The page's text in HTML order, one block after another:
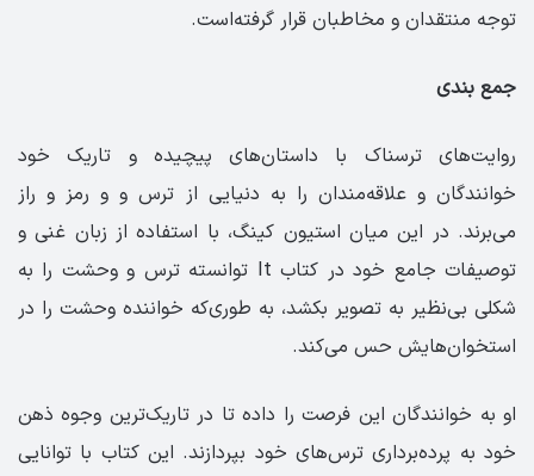
توجه منتقدان و مخاطبان قرار گرفته‌است.
جمع بندی
روایت‌های ترسناک با داستان‌های پیچیده و تاریک خود‌
خوانندگان و علاقه‌مندان را به دنیایی از ترس و و رمز و راز
می‌برند. در این میان استیون کینگ، با استفاده از زبان غنی و
توصیفات جامع خود در کتاب It توانسته ترس و وحشت را به
شکلی بی‌نظیر به تصویر بکشد، به طوری‌که خواننده وحشت را در
استخوان‌هایش حس می‌کند.
او به خوانندگان این فرصت را داده تا در تاریک‌ترین وجوه ذهن
خود به پرده‌برداری ترس‌های خود بپردازند. این کتاب با توانایی